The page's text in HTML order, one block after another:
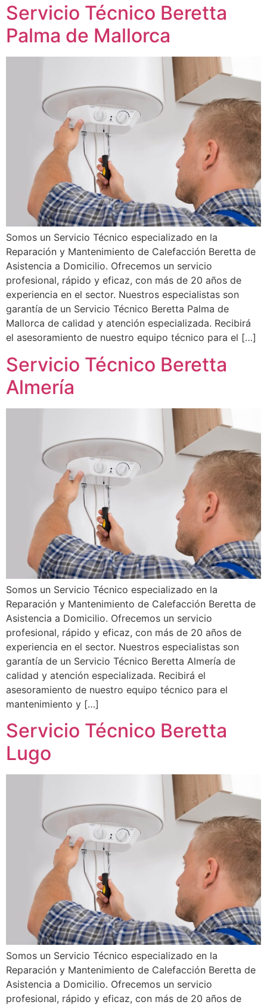
Servicio Técnico Beretta
Palma de Mallorca
Somos un Servicio Técnico especializado en la
Reparación y Mantenimiento de Calefacción Beretta de
Asistencia a Domicilio. Ofrecemos un servicio
profesional, rápido y eficaz, con más de 20 años de
experiencia en el sector. Nuestros especialistas son
garantía de un Servicio Técnico Beretta Palma de
Mallorca de calidad y atención especializada. Recibirá
el asesoramiento de nuestro equipo técnico para el […]
Servicio Técnico Beretta
Almería
Somos un Servicio Técnico especializado en la
Reparación y Mantenimiento de Calefacción Beretta de
Asistencia a Domicilio. Ofrecemos un servicio
profesional, rápido y eficaz, con más de 20 años de
experiencia en el sector. Nuestros especialistas son
garantía de un Servicio Técnico Beretta Almería de
calidad y atención especializada. Recibirá el
asesoramiento de nuestro equipo técnico para el
mantenimiento y […]
Servicio Técnico Beretta
Lugo
Somos un Servicio Técnico especializado en la
Reparación y Mantenimiento de Calefacción Beretta de
Asistencia a Domicilio. Ofrecemos un servicio
profesional, rápido y eficaz, con más de 20 años de